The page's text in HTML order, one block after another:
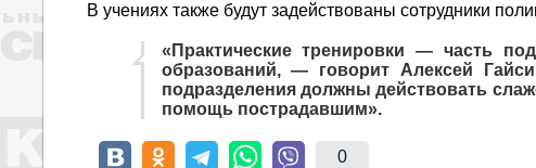
В учениях также будут задействованы сотрудники
«Практические тренировки — часть
образований, — говорит Алексей
подразделения должны действовать
помощь пострадавшим».
0